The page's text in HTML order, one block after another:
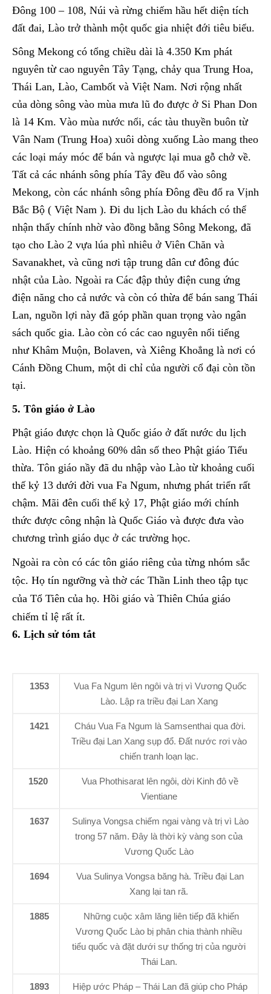
Đông 100 – 108, Núi và rừng chiếm hầu hết diện tích
đất đai, Lào trở thành một quốc gia nhiệt đới tiêu biểu.
Sông Mekong có tổng chiều dài là 4.350 Km phát
nguyên từ cao nguyên Tây Tạng, chảy qua Trung Hoa,
Thái Lan, Lào, Cambốt và Việt Nam. Nơi rộng nhất
của dòng sông vào mùa mưa lũ đo được ở Si Phan Don
là 14 Km. Vào mùa nước nổi, các tàu thuyền buôn từ
Vân Nam (Trung Hoa) xuôi dòng xuống Lào mang theo
các loại máy móc để bán và ngược lại mua gỗ chở về.
Tất cả các nhánh sông phía Tây đều đổ vào sông
Mekong, còn các nhánh sông phía Đông đều đổ ra Vịnh
Bắc Bộ ( Việt Nam ). Đi du lịch Lào du khách có thể
nhận thấy chính nhờ vào đồng bằng Sông Mekong, đã
tạo cho Lào 2 vựa lúa phì nhiêu ở Viên Chăn và
Savanakhet, và cũng nơi tập trung dân cư đông đúc
nhật của Lào. Ngoài ra Các đập thủy điện cung ứng
điện năng cho cả nước và còn có thừa để bán sang Thái
Lan, nguồn lợi này đã góp phần quan trọng vào ngân
sách quốc gia. Lào còn có các cao nguyên nổi tiếng
như Khâm Muộn, Bolaven, và Xiêng Khoẳng là nơi có
Cánh Đồng Chum, một di chỉ của người cổ đại còn tồn
tại.
5. Tôn giáo ở Lào
Phật giáo được chọn là Quốc giáo ở đất nước du lịch
Lào. Hiện có khoảng 60% dân số theo Phật giáo Tiểu
thừa. Tôn giáo nầy đã du nhập vào Lào từ khoảng cuối
thế kỷ 13 dưới đời vua Fa Ngum, nhưng phát triển rất
chậm. Mãi đên cuối thế kỷ 17, Phật giáo mới chính
thức được công nhận là Quốc Giáo và được đưa vào
chương trình giáo dục ở các trường học.
Ngoài ra còn có các tôn giáo riêng của từng nhóm sắc
tộc. Họ tín ngưỡng và thờ các Thần Linh theo tập tục
của Tổ Tiên của họ. Hồi giáo và Thiên Chúa giáo
chiếm tỉ lệ rất ít.
6. Lịch sử tóm tắt
1353
Vua Fa Ngum lên ngôi và trị vì Vương Quốc
Lào. Lập ra triều đại Lan Xang
1421
Cháu Vua Fa Ngum là Samsenthai qua đời.
Triều đại Lan Xang sụp đổ. Đất nước rơi vào
chiến tranh loạn lạc.
1520
Vua Phothisarat lên ngôi, dời Kinh đô về
Vientiane
1637
Sulinya Vongsa chiếm ngai vàng và trị vì Lào
trong 57 năm. Đây là thời kỳ vàng son của
Vương Quốc Lào
1694
Vua Sulinya Vongsa băng hà. Triều đại Lan
Xang lại tan rã.
1885
Những cuộc xâm lăng liên tiếp đã khiến
Vương Quốc Lào bị phân chia thành nhiều
tiểu quốc và đặt dưới sự thống trị của người
Thái Lan.
1893 Hiệp ước Pháp – Thái Lan đã giúp cho Pháp